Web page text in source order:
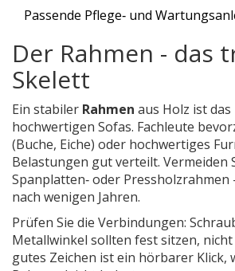
Passende Pflege‑ und
Der Rahmen - das
Skelett
Ein stabiler Rahmen aus Holz ist das
hochwertigen Sofas. Fachleute
(Buche, Eiche) oder hochwertiges
Belastungen gut verteilt. Vermeiden
Spanplatten‑ oder Pressholzrahmen
nach wenigen Jahren.
Prüfen Sie die Verbindungen:
Metallwinkel sollten fest sitzen,
gutes Zeichen ist ein hörbarer Klick,